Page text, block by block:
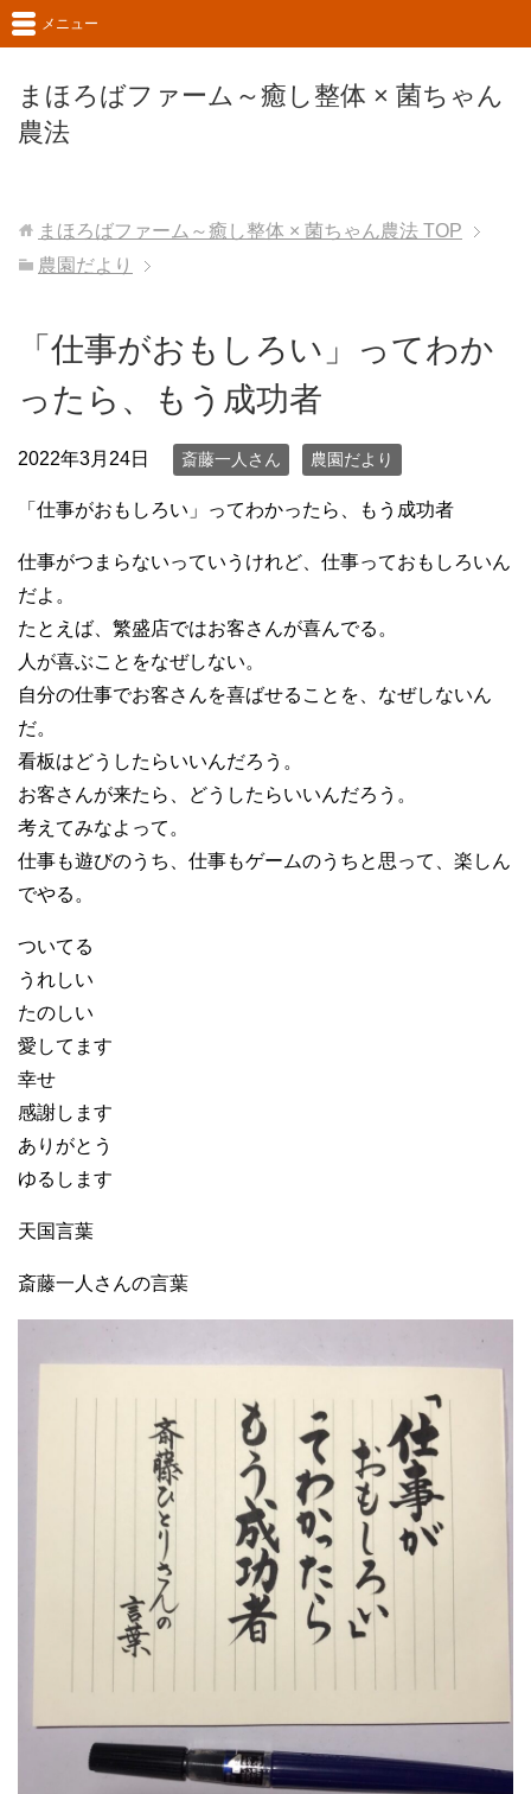
まほろばファーム～癒し整体 × 菌ちゃん
農法
メニュー
まほろばファーム～癒し整体 × 菌ちゃん農法 TOP
農園だより
「仕事がおもしろい」ってわか
ったら、もう成功者
2022年3月24日 斎藤一人さん 農園だより
「仕事がおもしろい」ってわかったら、もう成功者
仕事がつまらないっていうけれど、仕事っておもしろいん
だよ。
たとえば、繁盛店ではお客さんが喜んでる。
人が喜ぶことをなぜしない。
自分の仕事でお客さんを喜ばせることを、なぜしないん
だ。
看板はどうしたらいいんだろう。
お客さんが来たら、どうしたらいいんだろう。
考えてみなよって。
仕事も遊びのうち、仕事もゲームのうちと思って、楽しん
でやる。
ついてる
うれしい
たのしい
愛してます
幸せ
感謝します
ありがとう
ゆるします
天国言葉
斎藤一人さんの言葉